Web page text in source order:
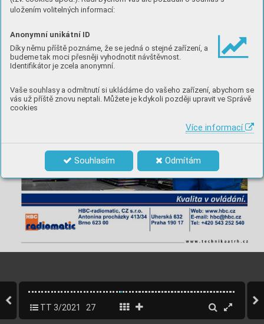
uložením volitelných informací:
Anonymní unikátní ID
Díky němu příště poznáme, že se jedná o stejné zařízení, a
budeme tak moci přesněji vyhodnotit návštěvnost.
Identifikátor je zcela anonymní.
Vaše souhlasy a odmítnutí si ukládáme do vašeho zařízení, abychom se
vás už příště znovu neptali. Můžete je kdykoli později upravit ve Správě
cookies
Více informací
Souhlasím Odmítám
TT 3/2021 27